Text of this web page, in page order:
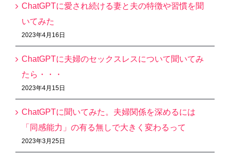
ChatGPTに愛され続ける妻と夫の特徴や習慣を聞
いてみた
2023年4月16日
ChatGPTに夫婦のセックスレスについて聞いてみ
たら・・・
2023年4月15日
ChatGPTに聞いてみた。夫婦関係を深めるには
「同感能力」の有る無しで大きく変わるって
2023年3月25日